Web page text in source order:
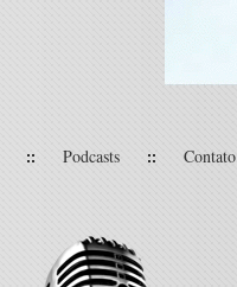
Podcasts Contato